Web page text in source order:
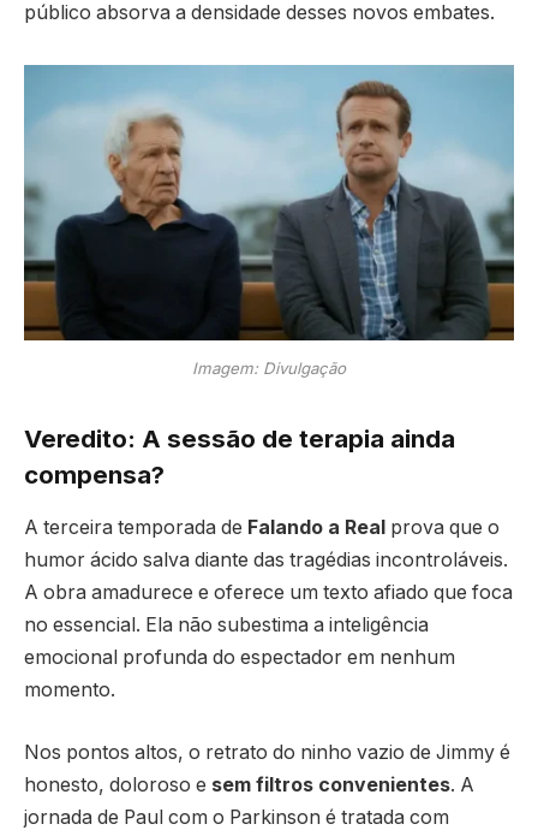
público absorva a densidade desses novos embates.
Imagem: Divulgação
Veredito: A sessão de terapia ainda
compensa?
A terceira temporada de Falando a Real prova que o
humor ácido salva diante das tragédias incontroláveis.
A obra amadurece e oferece um texto afiado que foca
no essencial. Ela não subestima a inteligência
emocional profunda do espectador em nenhum
momento.
Nos pontos altos, o retrato do ninho vazio de Jimmy é
honesto, doloroso e sem filtros convenientes. A
jornada de Paul com o Parkinson é tratada com